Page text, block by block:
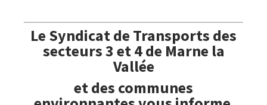
Le Syndicat de Transports des
secteurs 3 et 4 de Marne la
Vallée
et des communes